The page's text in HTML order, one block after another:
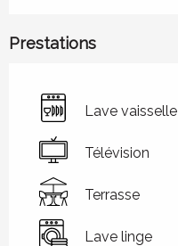
Prestations
Lave vaisselle
Télévision
Terrasse
Lave linge